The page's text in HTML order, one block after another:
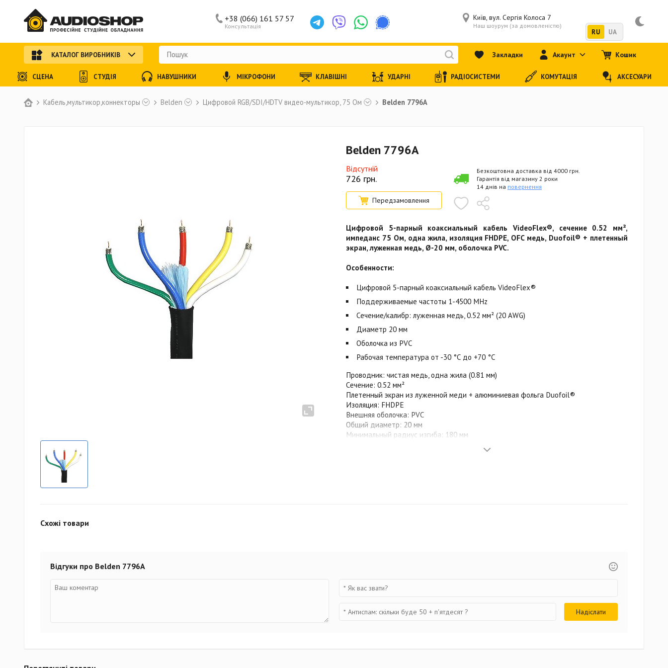
Кабель,мультикор,коннекторы Belden Цифровой RGB/SDI/HDTV видео-мультикор, 75 Ом Belden 7796A
Belden 7796A
Відсутній
726 грн.
Передзамовлення
Безкоштовна доставка від 4000 грн.
Гарантія від магазину 2 роки
14 днів на повернення
Цифровой 5-парный коаксиальный кабель VideoFlex®, сечение 0.52 мм²,
импеданс 75 Ом, одна жила, изоляция FHDPE, OFC медь, Duofoil® + плетенный
экран, луженная медь, Ø-20 мм, оболочка PVC.
Особенности:
Цифровой 5-парный коаксиальный кабель VideoFlex®
Поддерживаемые частоты 1-4500 MHz
Сечение/калибр: луженная медь, 0.52 мм² (20 AWG)
Диаметр 20 мм
Оболочка из PVC
Рабочая температура от -30 °C до +70 °C
Проводник: чистая медь, одна жила (0.81 мм)
Сечение: 0.52 мм²
Плетенный экран из луженной меди + алюминиевая фольга Duofoil®
Изоляция: FHDPE
Внешняя оболочка: PVC
Общий диаметр: 20 мм
Минимальный радиус изгиба: 180 мм
Схожі товари
Відгуки про Belden 7796A
Консультація
+38 (066) 161 57 57 Київ, вул. Сергія Колоса 7
Наш шоурум (за домовленістю)
RU UA
КАТАЛОГ ВИРОБНИКІВ Закладки Акаунт Кошик
СЦЕНА СТУДІЯ НАВУШНИКИ МІКРОФОНИ КЛАВІШНІ УДАРНІ РАДІОСИСТЕМИ КОМУТАЦІЯ АКСЕСУАРИ